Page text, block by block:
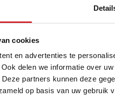
cookies
en advertenties te
delen we informatie over
partners kunnen deze
op basis van uw gebruik
het ging goed en we
stond opeens alles stil. Die
tijd om na te denken. Dat
Maar op een gegeven
open mocht, besloot
voor evenementen, bij